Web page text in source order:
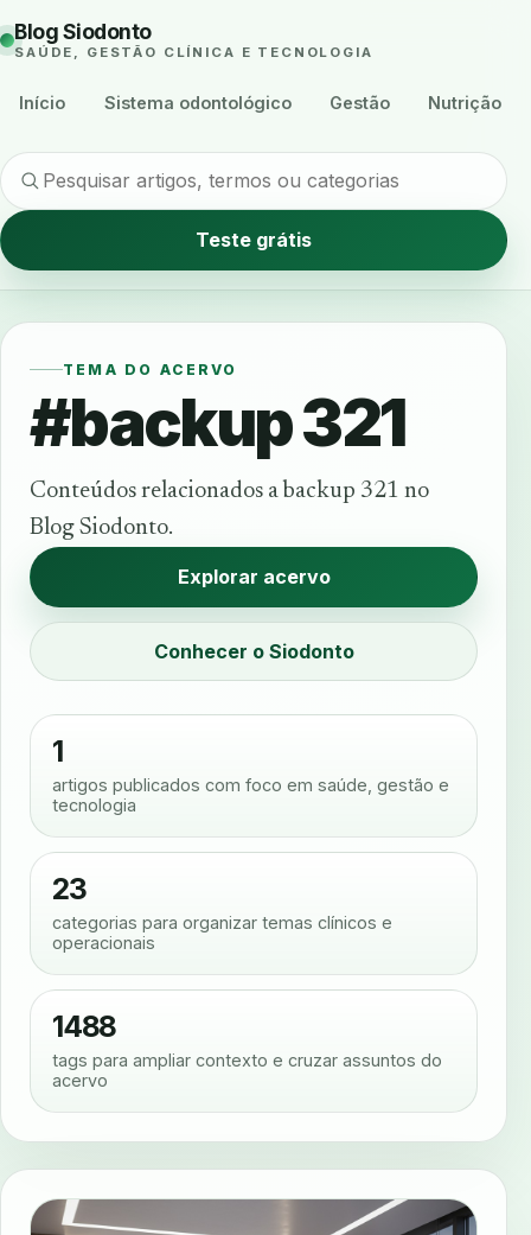
Blog Siodonto
SAÚDE, GESTÃO CLÍNICA E TECNOLOGIA
Início Sistema odontológico Gestão Nutrição
Teste grátis
TEMA DO ACERVO
#backup 321
Conteúdos relacionados a backup 321 no
Blog Siodonto.
Explorar acervo
Conhecer o Siodonto
1
artigos publicados com foco em saúde, gestão e
tecnologia
23
categorias para organizar temas clínicos e
operacionais
1488
tags para ampliar contexto e cruzar assuntos do
acervo